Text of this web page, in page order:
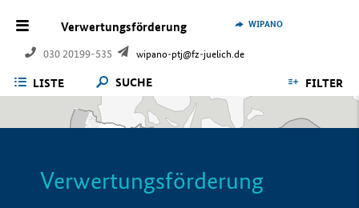
Verwertungsförderung
030 20199-535 wipano-ptj@fz-juelich.de
WIPANO
LISTE SUCHE FILTER
Verwertungsförderung